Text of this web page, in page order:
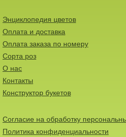
Энциклопедия цветов
Оплата и доставка
Оплата заказа по номеру
Сорта роз
О нас
Контакты
Конструктор букетов
Согласие на обработку
Политика конфиденциальности